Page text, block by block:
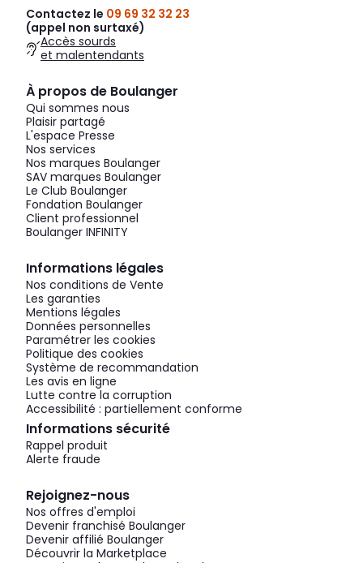
Contactez le 09 69 32 32 23
(appel non surtaxé)
Accès sourds
et malentendants
À propos de Boulanger
Qui sommes nous
Plaisir partagé
L'espace Presse
Nos services
Nos marques Boulanger
SAV marques Boulanger
Le Club Boulanger
Fondation Boulanger
Client professionnel
Boulanger INFINITY
Informations légales
Nos conditions de Vente
Les garanties
Mentions légales
Données personnelles
Paramétrer les cookies
Politique des cookies
Système de recommandation
Les avis en ligne
Lutte contre la corruption
Accessibilité : partiellement conforme
Informations sécurité
Rappel produit
Alerte fraude
Rejoignez-nous
Nos offres d'emploi
Devenir franchisé Boulanger
Devenir affilié Boulanger
Découvrir la Marketplace